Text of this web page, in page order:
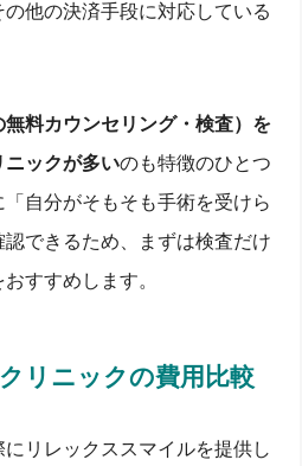
他の決済手段に対応している
料カウンセリング・検査）を
ニックが多いのも特徴のひとつ
自分がそもそも手術を受けら
できるため、まずは検査だけ
すすめします。
リニックの費用比較
リレックススマイルを提供し